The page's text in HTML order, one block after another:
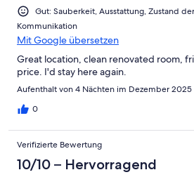
Gut: Sauberkeit, Ausstattung, Zustand
Kommunikation
Mit Google übersetzen
Great location, clean renovated room,
price. I'd stay here again.
Aufenthalt von 4 Nächten im Dezember 2025
0
Verifizierte Bewertung
10/10 – Hervorragend